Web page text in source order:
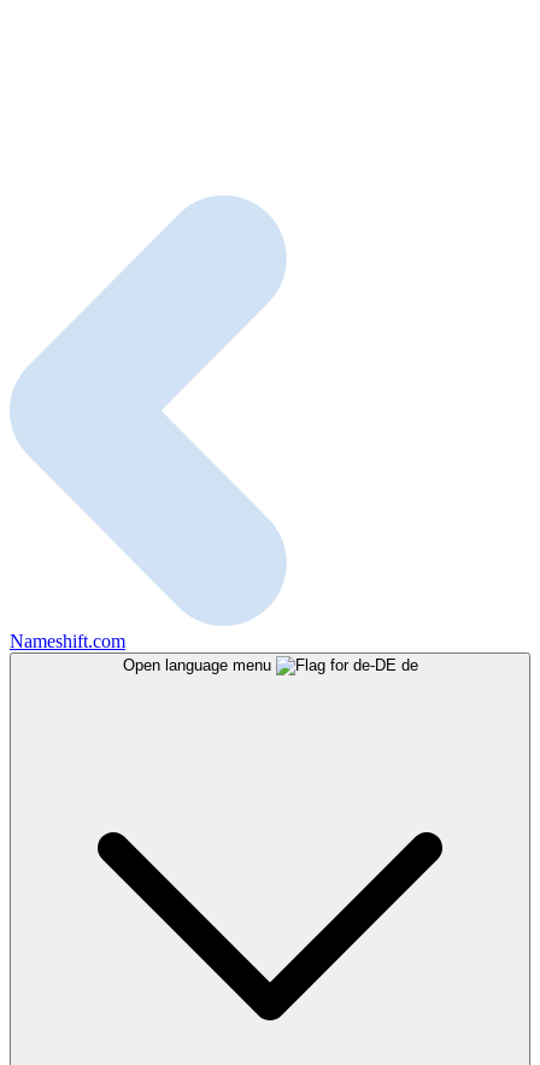
Nameshift.com
Open language menu de